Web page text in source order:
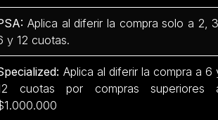
Aplica al diferir la compra solo a 2,
y 12 cuotas.
Aplica al diferir la compra a 6
cuotas por compras superiores